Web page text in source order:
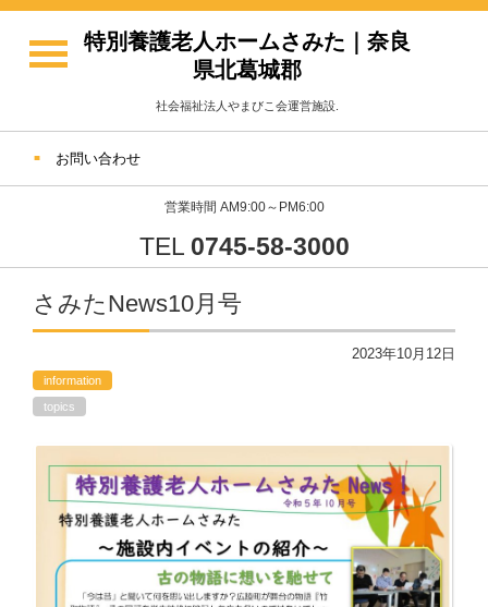
特別養護老人ホームさみた｜奈良
県北葛城郡
社会福祉法人やまびこ会運営施設.
お問い合わせ
営業時間 AM9:00～PM6:00
TEL 0745-58-3000
さみたNews10月号
2023年10月12日
information
topics